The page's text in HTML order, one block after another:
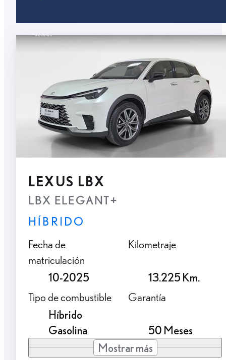
LEXUS LBX
LBX ELEGANT+
HÍBRIDO
Fecha de
matriculación
10-2025
Kilometraje
13.225 Km.
Tipo de combustible
Híbrido
Gasolina
Garantía
50 Meses
Mostrar más